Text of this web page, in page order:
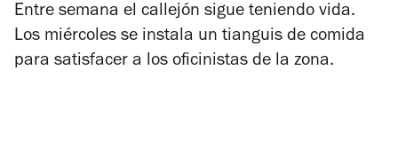
Entre semana el callejón sigue teniendo vida.
Los miércoles se instala un tianguis de comida
para satisfacer a los oficinistas de la zona.